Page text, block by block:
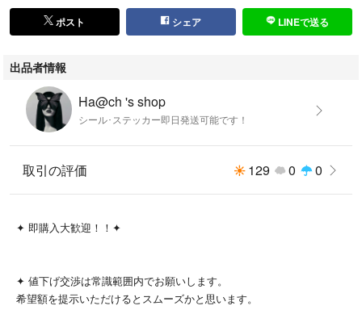
＊ミニレターにて発送します*⋆✈
-----------------------------
Spongebob
キャラクター
アメキャラ
ステッカー
ポスト シェア LINEで送る
出品者情報
Ha@ch 's shop
シール･ステッカー即日発送可能です！
取引の評価 129 0 0
✦️ 即購入大歓迎！！✦ ️
✦️ 値下げ交渉は常識範囲内でお願いします。
希望額を提示いただけるとスムーズかと思います。